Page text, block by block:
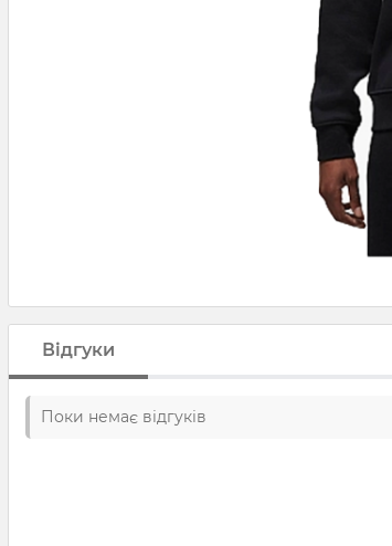
Відгуки
Поки немає відгуків